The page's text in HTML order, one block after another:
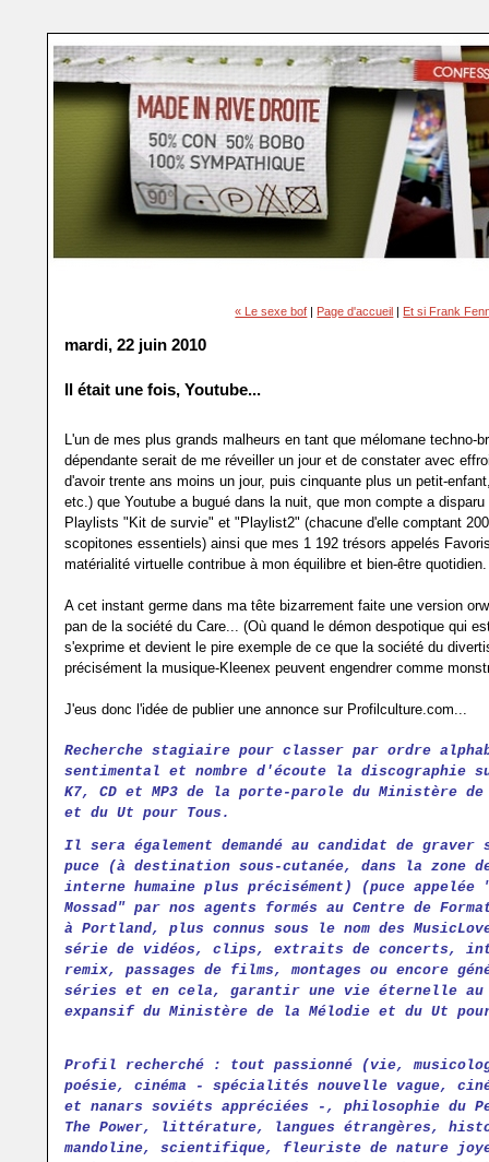
« Le sexe bof | Page d'accueil | Et si Frank
mardi, 22 juin 2010
Il était une fois, Youtube...
L'un de mes plus grands malheurs en tant que mélomane techno-
dépendante serait de me réveiller un jour et de constater avec
d'avoir trente ans moins un jour, puis cinquante plus un petit-
etc.) que Youtube a bugué dans la nuit, que mon compte a
Playlists "Kit de survie" et "Playlist2" (chacune d'elle comptant
scopitones essentiels) ainsi que mes 1 192 trésors appelés
matérialité virtuelle contribue à mon équilibre et bien-être quotidien.
A cet instant germe dans ma tête bizarrement faite une version
pan de la société du Care... (Où quand le démon despotique qui
s'exprime et devient le pire exemple de ce que la société du
précisément la musique-Kleenex peuvent engendrer comme
J'eus donc l'idée de publier une annonce sur Profilculture.com...
Recherche stagiaire pour classer par ordre
sentimental et nombre d'écoute la discographie
K7, CD et MP3 de la porte-parole du Ministère
et du Ut pour Tous.
Il sera également demandé au candidat de graver
puce (à destination sous-cutanée, dans la zone
interne humaine plus précisément) (puce appelée
Mossad" par nos agents formés au Centre de
à Portland, plus connus sous le nom des
série de vidéos, clips, extraits de concerts,
remix, passages de films, montages ou encore
séries et en cela, garantir une vie éternelle au
expansif du Ministère de la Mélodie et du Ut
Profil recherché : tout passionné (vie,
poésie, cinéma - spécialités nouvelle vague,
et nanars soviéts appréciées -, philosophie du
The Power, littérature, langues étrangères,
mandoline, scientifique, fleuriste de nature